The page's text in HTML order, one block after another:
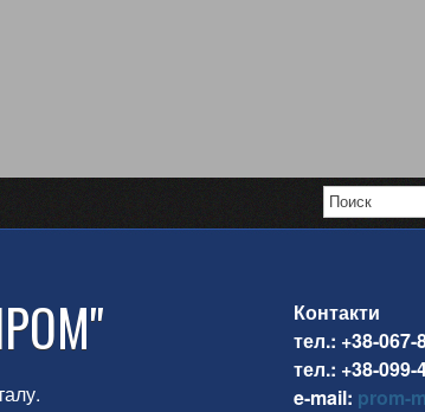
Контакти
тел.: +38-067-
тел.: +38-099-
e-mail: prom-